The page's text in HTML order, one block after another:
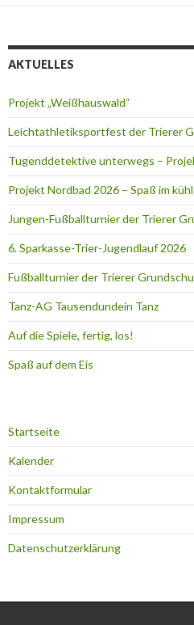
AKTUELLES
Projekt „Weißhauswald“
Leichtathletiksportfest der Trierer
Tugenddetektive unterwegs –
Projekt Nordbad 2026 – Spaß im
Jungen-Fußballturnier der Trierer
6. Sparkasse-Trier-Jugendlauf 2026
Fußballturnier der Trierer
Tanz-AG Tausendundein Tanz
Auf die Spiele, fertig, los!
Spaß auf dem Eis
Startseite
Kalender
Kontaktformular
Impressum
Datenschutzerklärung